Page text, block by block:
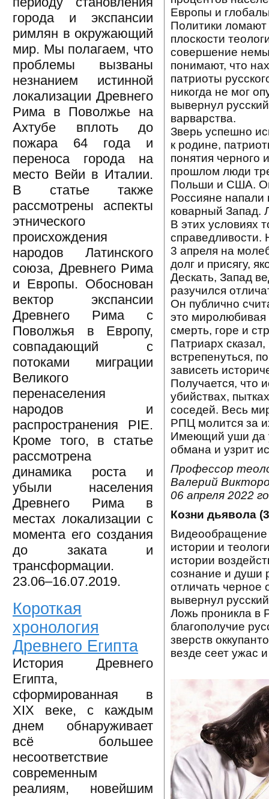
города и экспансии
римлян в окружающий
мир. Мы полагаем, что
проблемы вызваны
незнанием истинной
локализации Древнего
Рима в Поволжье на
Ахтубе вплоть до
пожара 64 года и
переноса города на
место Вейи в Италии.
В статье также
рассмотрены аспекты
этнического
происхождения
народов Латинского
союза, Древнего Рима
и Европы. Обоснован
вектор экспансии
Древнего Рима с
Поволжья в Европу,
совпадающий с
потоками миграции
Великого
перенаселения
народов и
распространения PIE.
Кроме того, в статье
рассмотрена
динамика роста и
убыли населения
Древнего Рима в
местах локализации с
момента его создания
до заката и
трансформации.
23.06–16.07.2019.
Короткая
хронология
Древнего Египта
История Древнего
Египта,
сформированная в
XIX веке, с каждым
днем обнаруживает
всё большее
несоответствие
современным
реалиям, новейшим
Европы и
Политики
плоскости
совершение
понимают, что
патриоты
никогда не мог
вывернул
варварства.
Зверь успешно
к родине,
понятия черного
прошлом люди
Польши и США.
Россияне напали
коварный Запад.
В этих условиях
справедливости.
3 апреля на
долг и присягу,
Дескать, Запад
разучился
Он публично
это миролюбивая
смерть, горе и
Патриарх
встрепенуться,
зависеть
Получается, что
убийствах,
соседей. Весь
РПЦ молится за
Имеющий уши да
обмана и узрит
Профессор
Валерий
06 апреля 2022
Козни дьявола
Видеообращение
истории и
истории
сознание и души
отличать черное
вывернул
Ложь проникла в
благополучие
зверств
везде сеет ужас